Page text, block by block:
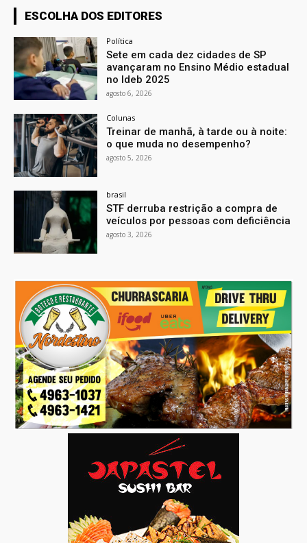
ESCOLHA DOS EDITORES
Política
Sete em cada dez cidades de SP
avançaram no Ensino Médio estadual
no Ideb 2025
agosto 6, 2026
Colunas
Treinar de manhã, à tarde ou à noite:
o que muda no desempenho?
agosto 5, 2026
brasil
STF derruba restrição a compra de
veículos por pessoas com deficiência
agosto 3, 2026